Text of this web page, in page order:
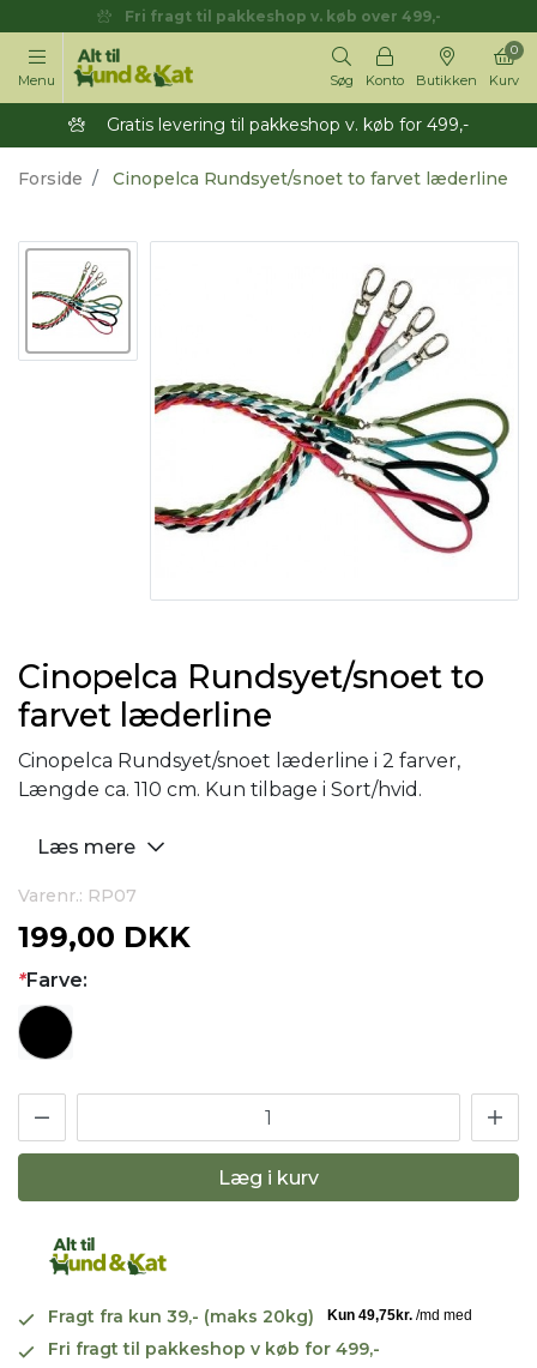
Fri fragt til pakkeshop v. køb over 499,-
Menu Søg Konto Butikken Kurv
0
Gratis levering til pakkeshop v. køb for 499,-
Forside Cinopelca Rundsyet/snoet to farvet læderline
Cinopelca Rundsyet/snoet to
farvet læderline
Cinopelca Rundsyet/snoet læderline i 2 farver,
Længde ca. 110 cm. Kun tilbage i Sort/hvid.
Læs mere
Varenr.: RP07
199,00 DKK
*Farve:
Læg i kurv
Fragt fra kun 39,- (maks 20kg)
Fri fragt til pakkeshop v køb for 499,-